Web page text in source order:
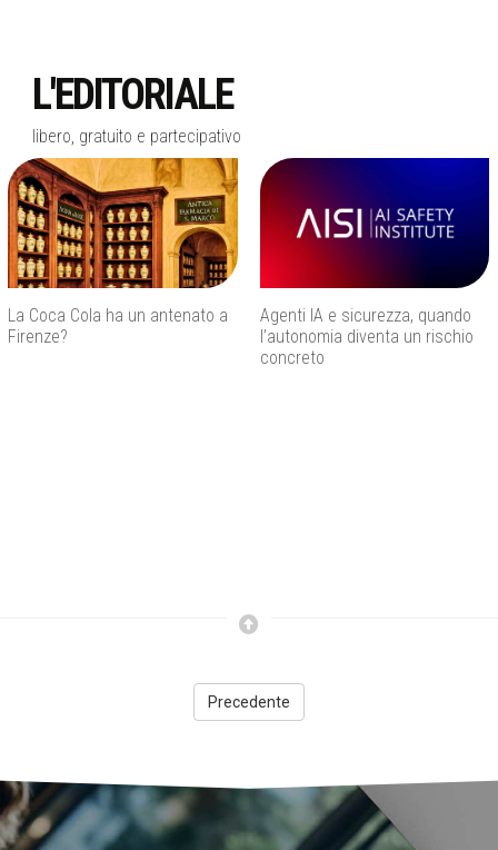
L'EDITORIALE
libero, gratuito e partecipativo
La Coca Cola ha un antenato a
Firenze?
Agenti IA e sicurezza, quando
l’autonomia diventa un rischio
concreto
Precedente